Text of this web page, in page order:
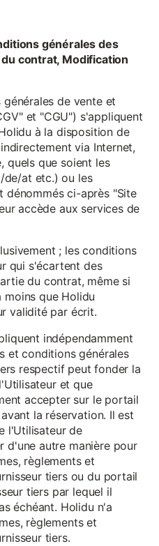
générales des
contrat, Modification
générales de vente et
et "CGU") s'appliquent
à la disposition de
via Internet,
quels que soient les
de/at etc.) ou les
ci-après "Site
accède aux services de
; les conditions
qui s'écartent des
du contrat, même si
moins que Holidu
validité par écrit.
indépendamment
et conditions générales
respectif peut fonder la
et que
accepter sur le portail
la réservation. Il est
l'Utilisateur de
d'une autre manière pour
règlements et
tiers ou du portail
tiers par lequel il
échéant. Holidu n'a
règlements et
tiers.